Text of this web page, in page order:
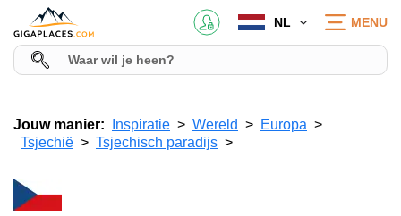
NL MENU
Jouw manier: Inspiratie Wereld
Europa
Tsjechië
Tsjechisch paradijs